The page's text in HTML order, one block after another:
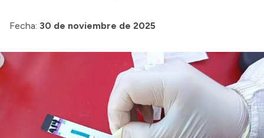
Fecha: 30 de noviembre de 2025